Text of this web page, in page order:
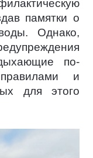
памятки о
Однако,
по-
и
для этого